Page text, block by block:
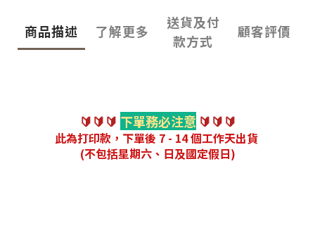
商品描述 了解更多
送貨及付
款方式
顧客評價
🔰🔰🔰 下單務必注意 🔰🔰🔰
此為打印款， 下單後 7 - 14 個工作天出貨
(不包括星期六、日及國定假日)